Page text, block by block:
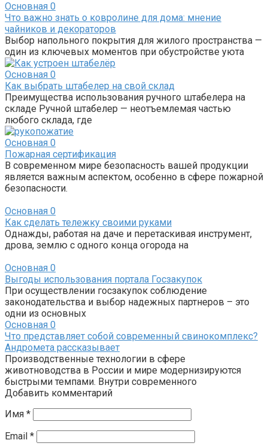
Основная 0
Что важно знать о ковролине для дома: мнение
чайников и декораторов
Выбор напольного покрытия для жилого пространства —
один из ключевых моментов при обустройстве уюта
Основная 0
Как выбрать штабелер на свой склад
Преимущества использования ручного штабелера на
складе Ручной штабелер — неотъемлемая частью
любого склада, где
Основная 0
Пожарная сертификация
В современном мире безопасность вашей продукции
является важным аспектом, особенно в сфере пожарной
безопасности.
Основная 0
Как сделать тележку своими руками
Однажды, работая на даче и перетаскивая инструмент,
дрова, землю с одного конца огорода на
Основная 0
Выгоды использования портала Госзакупок
При осуществлении госзакупок соблюдение
законодательства и выбор надежных партнеров – это
одни из основных
Основная 0
Что представляет собой современный свинокомплекс?
Андромета рассказывает
Производственные технологии в сфере
животноводства в России и мире модернизируются
быстрыми темпами. Внутри современного
Добавить комментарий
Имя *
Email *